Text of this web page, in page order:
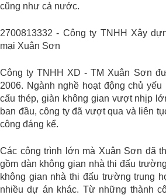
cũng như cả nước.
2700813332 - Công ty TNHH Xây
mại Xuân Sơn
Công ty TNHH XD - TM Xuân Sơn
2006. Ngành nghề hoạt động chủ
cấu thép, giàn không gian vượt nhịp
ban đầu, công ty đã vượt qua và liên
công đáng kể.
Các công trình lớn mà Xuân Sơn đã
gồm dàn không gian nhà thi đấu
không gian nhà thi đấu trường trung
nhiều dự án khác. Từ những thành